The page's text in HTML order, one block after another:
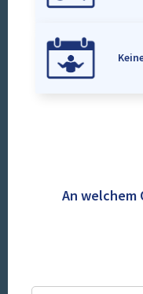
An